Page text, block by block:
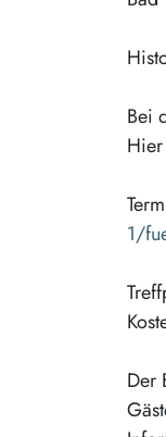
Bei
1/
Der